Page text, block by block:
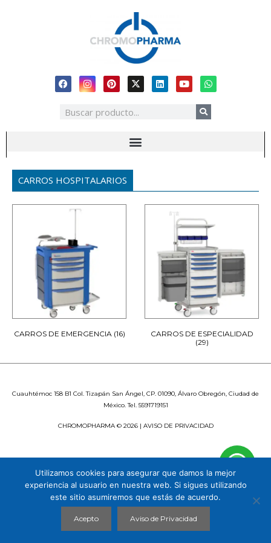
CARROS HOSPITALARIOS
CARROS DE EMERGENCIA (16)
CARROS DE ESPECIALIDAD
(29)
Cuauhtémoc 158 B1 Col. Tizapán San Ángel, CP. 01090, Álvaro Obregón, Ciudad de
México. Tel. 5591719151
CHROMOPHARMA © 2026 | AVISO DE PRIVACIDAD
Utilizamos cookies para asegurar que damos la mejor
experiencia al usuario en nuestra web. Si sigues utilizando
este sitio asumiremos que estás de acuerdo.
Acepto Aviso de Privacidad